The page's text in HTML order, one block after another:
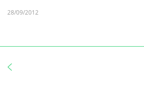
28/09/2012